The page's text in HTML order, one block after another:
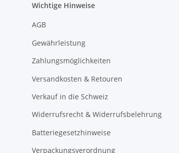
Wichtige Hinweise
AGB
Gewährleistung
Zahlungsmöglichkeiten
Versandkosten & Retouren
Verkauf in die Schweiz
Widerrufsrecht & Widerrufsbelehrung
Batteriegesetzhinweise
Verpackungsverordnung